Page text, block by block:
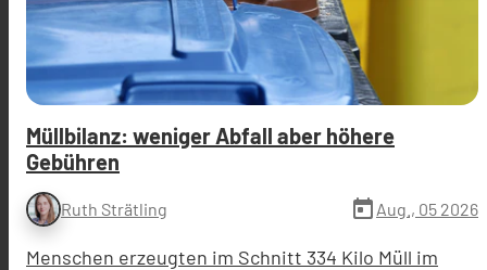
Müllbilanz: weniger Abfall aber höhere
Gebühren
Ruth Strätling today Aug., 05 2026
Menschen erzeugten im Schnitt 334 Kilo Müll im